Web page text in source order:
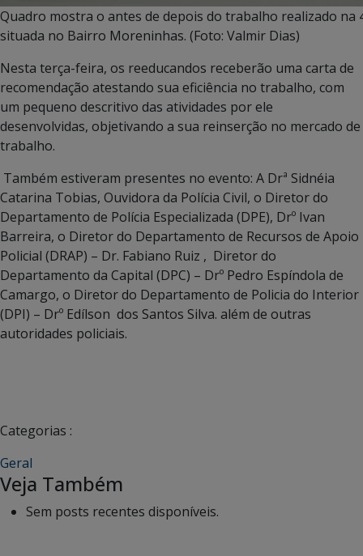
Quadro mostra o antes de depois do trabalho realizado na
situada no Bairro Moreninhas. (Foto: Valmir Dias)
Nesta terça-feira, os reeducandos receberão uma carta de
recomendação atestando sua eficiência no trabalho, com
um pequeno descritivo das atividades por ele
desenvolvidas, objetivando a sua reinserção no mercado de
trabalho.
Também estiveram presentes no evento: A Drª Sidnéia
Catarina Tobias, Ouvidora da Polícia Civil, o Diretor do
Departamento de Polícia Especializada (DPE), Drº Ivan
Barreira, o Diretor do Departamento de Recursos de Apoio
Policial (DRAP) – Dr. Fabiano Ruiz , Diretor do
Departamento da Capital (DPC) – Drº Pedro Espíndola de
Camargo, o Diretor do Departamento de Policia do Interior
(DPI) – Drº Edílson dos Santos Silva. além de outras
autoridades policiais.
Categorias :
Geral
Veja Também
Sem posts recentes disponíveis.